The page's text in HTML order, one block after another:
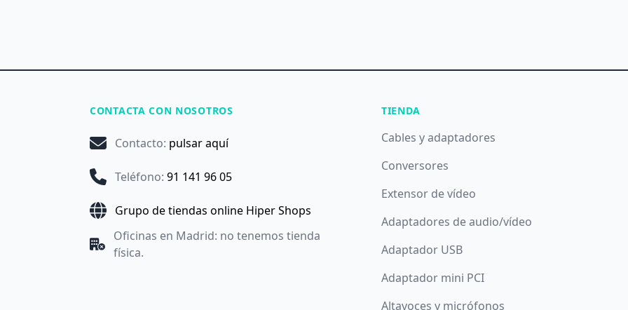
CONTACTA CON NOSOTROS
Contacto: pulsar aquí
Teléfono: 91 141 96 05
Grupo de tiendas online Hiper Shops
Oficinas en Madrid: no tenemos tienda
física.
TIENDA
Cables y adaptadores
Conversores
Extensor de vídeo
Adaptadores de audio/vídeo
Adaptador USB
Adaptador mini PCI
Altavoces y micrófonos